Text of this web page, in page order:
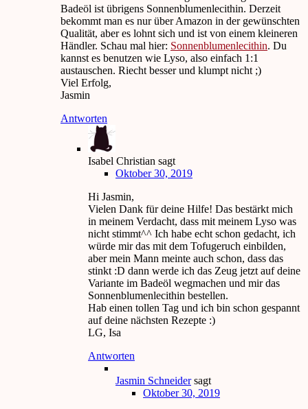
Badeöl ist übrigens Sonnenblumenlecithin. Derzeit
bekommt man es nur über Amazon in der gewünschten
Qualität, aber es lohnt sich und ist von einem kleineren
Händler. Schau mal hier: Sonnenblumenlecithin. Du
kannst es benutzen wie Lyso, also einfach 1:1
austauschen. Riecht besser und klumpt nicht ;)
Viel Erfolg,
Jasmin
Antworten
Isabel Christian sagt
Oktober 30, 2019
Hi Jasmin,
Vielen Dank für deine Hilfe! Das bestärkt mich
in meinem Verdacht, dass mit meinem Lyso was
nicht stimmt^^ Ich habe echt schon gedacht, ich
würde mir das mit dem Tofugeruch einbilden,
aber mein Mann meinte auch schon, dass das
stinkt :D dann werde ich das Zeug jetzt auf deine
Variante im Badeöl wegmachen und mir das
Sonnenblumenlecithin bestellen.
Hab einen tollen Tag und ich bin schon gespannt
auf deine nächsten Rezepte :)
LG, Isa
Antworten
Jasmin Schneider sagt
Oktober 30, 2019